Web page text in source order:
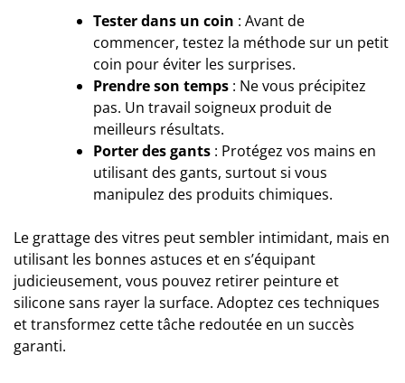
Tester dans un coin : Avant de
commencer, testez la méthode sur un petit
coin pour éviter les surprises.
Prendre son temps : Ne vous précipitez
pas. Un travail soigneux produit de
meilleurs résultats.
Porter des gants : Protégez vos mains en
utilisant des gants, surtout si vous
manipulez des produits chimiques.
Le grattage des vitres peut sembler intimidant, mais en
utilisant les bonnes astuces et en s’équipant
judicieusement, vous pouvez retirer peinture et
silicone sans rayer la surface. Adoptez ces techniques
et transformez cette tâche redoutée en un succès
garanti.